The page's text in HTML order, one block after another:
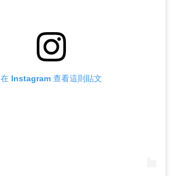
在 Instagram 查看這則貼文